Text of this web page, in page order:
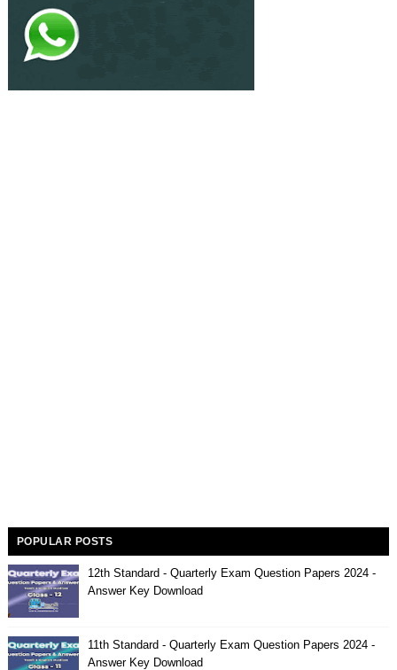
POPULAR POSTS
12th Standard - Quarterly Exam Question Papers 2024 -
Answer Key Download
11th Standard - Quarterly Exam Question Papers 2024 -
Answer Key Download